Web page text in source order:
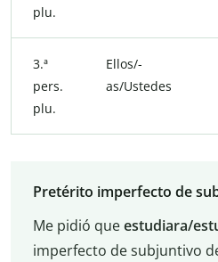
plu.
3.ª
pers.
plu.
Ellos/-
as/Ustedes
Pretérito imperfecto de
Me pidió queestudiara/
imperfecto de subjuntivo